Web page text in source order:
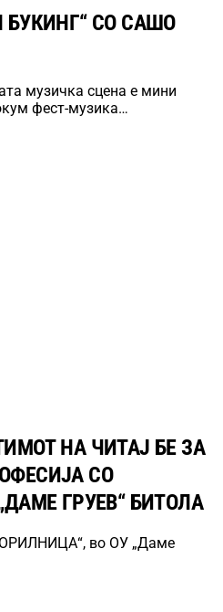
БУКИНГ“ СО САШО
музичка сцена е мини
фест-музика…
НА ЧИТАЈ БЕ ЗА
СO
ГРУЕВ“ БИТОЛА
во ОУ „Даме